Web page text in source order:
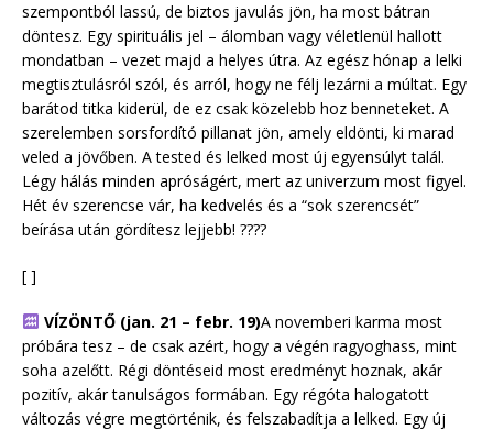
szempontból lassú, de biztos javulás jön, ha most bátran
döntesz. Egy spirituális jel – álomban vagy véletlenül hallott
mondatban – vezet majd a helyes útra. Az egész hónap a lelki
megtisztulásról szól, és arról, hogy ne félj lezárni a múltat. Egy
barátod titka kiderül, de ez csak közelebb hoz benneteket. A
szerelemben sorsfordító pillanat jön, amely eldönti, ki marad
veled a jövőben. A tested és lelked most új egyensúlyt talál.
Légy hálás minden apróságért, mert az univerzum most figyel.
Hét év szerencse vár, ha kedvelés és a “sok szerencsét”
beírása után gördítesz lejjebb! ????
[ ]
VÍZÖNTŐ (jan. 21 – febr. 19)A novemberi karma most
próbára tesz – de csak azért, hogy a végén ragyoghass, mint
soha azelőtt. Régi döntéseid most eredményt hoznak, akár
pozitív, akár tanulságos formában. Egy régóta halogatott
változás végre megtörténik, és felszabadítja a lelked. Egy új